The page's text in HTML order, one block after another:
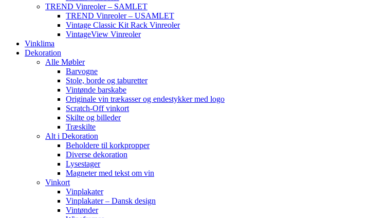
TREND Vinreoler – SAMLET
TREND Vinreoler – USAMLET
Vintage Classic Kit Rack Vinreoler
VintageView Vinreoler
Vinklima
Dekoration
Alle Møbler
Barvogne
Stole, borde og taburetter
Vintønde barskabe
Originale vin trækasser og endestykker med logo
Scratch-Off vinkort
Skilte og billeder
Træskilte
Alt i Dekoration
Beholdere til korkpropper
Diverse dekoration
Lysestager
Magneter med tekst om vin
Vinkort
Vinplakater
Vinplakater – Dansk design
Vintønder